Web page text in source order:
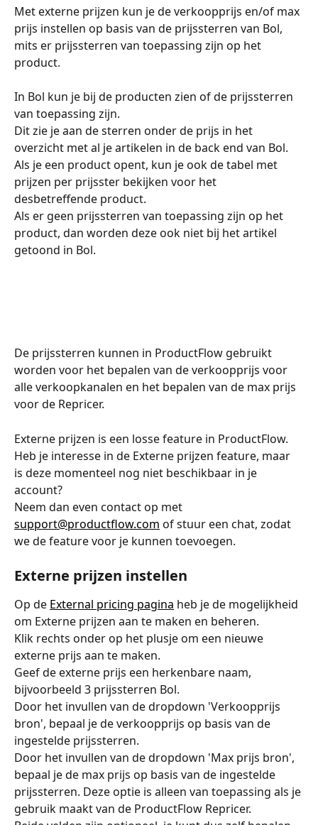
Met externe prijzen kun je de verkoopprijs en/of max
prijs instellen op basis van de prijssterren van Bol,
mits er prijssterren van toepassing zijn op het
product.
In Bol kun je bij de producten zien of de prijssterren
van toepassing zijn.
Dit zie je aan de sterren onder de prijs in het
overzicht met al je artikelen in de back end van Bol.
Als je een product opent, kun je ook de tabel met
prijzen per prijsster bekijken voor het
desbetreffende product.
Als er geen prijssterren van toepassing zijn op het
product, dan worden deze ook niet bij het artikel
getoond in Bol.
De prijssterren kunnen in ProductFlow gebruikt
worden voor het bepalen van de verkoopprijs voor
alle verkoopkanalen en het bepalen van de max prijs
voor de Repricer.
Externe prijzen is een losse feature in ProductFlow.
Heb je interesse in de Externe prijzen feature, maar
is deze momenteel nog niet beschikbaar in je
account?
Neem dan even contact op met
support@productflow.com of stuur een chat, zodat
we de feature voor je kunnen toevoegen.
Externe prijzen instellen
Op de External pricing pagina heb je de mogelijkheid
om Externe prijzen aan te maken en beheren.
Klik rechts onder op het plusje om een nieuwe
externe prijs aan te maken.
Geef de externe prijs een herkenbare naam,
bijvoorbeeld 3 prijssterren Bol.
Door het invullen van de dropdown 'Verkoopprijs
bron', bepaal je de verkoopprijs op basis van de
ingestelde prijssterren.
Door het invullen van de dropdown 'Max prijs bron',
bepaal je de max prijs op basis van de ingestelde
prijssterren. Deze optie is alleen van toepassing als je
gebruik maakt van de ProductFlow Repricer.